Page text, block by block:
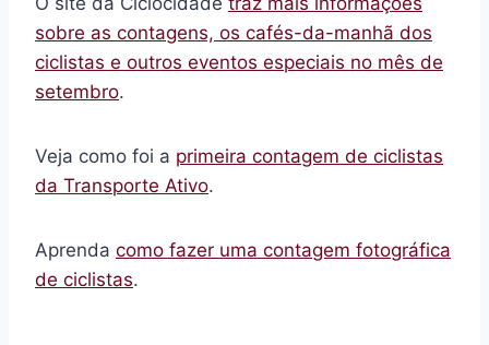
sobre as contagens, os cafés-da-manhã dos
ciclistas e outros eventos especiais no mês de
setembro.
Veja como foi a primeira contagem de ciclistas
da Transporte Ativo.
Aprenda como fazer uma contagem fotográfica
de ciclistas.